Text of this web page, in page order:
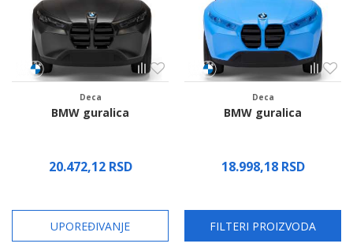
Deca
BMW guralica
20.472,12 RSD
Deca
BMW guralica
18.998,18 RSD
UPOREĐIVANJE FILTERI PROIZVODA